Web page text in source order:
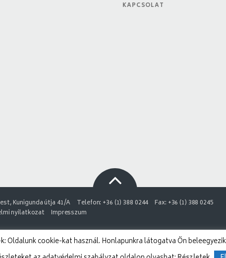
KAPCSOLAT
Kunigunda útja 41/A Telefon: +36 (1) 388 0244
Fax: +36 (1) 388 0245
nyilatkozat Impresszum
Oldalunk cookie-kat használ. Honlapunkra látogatva Ön